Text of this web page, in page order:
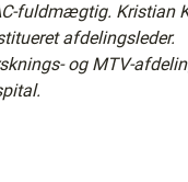
fuldmægtig. Kristian
afdelingsleder.
og MTV-